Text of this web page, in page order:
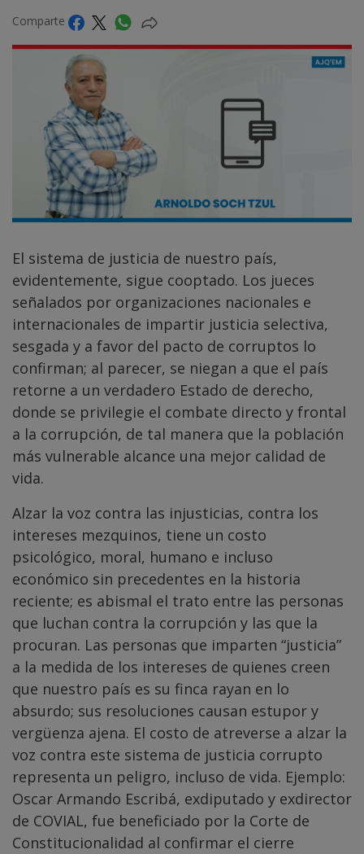
Comparte
El sistema de justicia de nuestro país,
evidentemente, sigue cooptado. Los jueces
señalados por organizaciones nacionales e
internacionales de impartir justicia selectiva,
sesgada y a favor del pacto de corruptos lo
confirman; al parecer, se niegan a que el país
retorne a un verdadero Estado de derecho,
donde se privilegie el combate directo y frontal
a la corrupción, de tal manera que la población
más vulnerable alcance una mejor calidad de
vida.
Alzar la voz contra las injusticias, contra los
intereses mezquinos, tiene un costo
psicológico, moral, humano e incluso
económico sin precedentes en la historia
reciente; es abismal el trato entre las personas
que luchan contra la corrupción y las que la
procuran. Las personas que imparten “justicia”
a la medida de los intereses de quienes creen
que nuestro país es su finca rayan en lo
absurdo; sus resoluciones causan estupor y
vergüenza ajena. El costo de atreverse a alzar la
voz contra este sistema de justicia corrupto
representa un peligro, incluso de vida. Ejemplo:
Oscar Armando Escribá, exdiputado y exdirector
de COVIAL, fue beneficiado por la Corte de
Constitucionalidad al confirmar el cierre